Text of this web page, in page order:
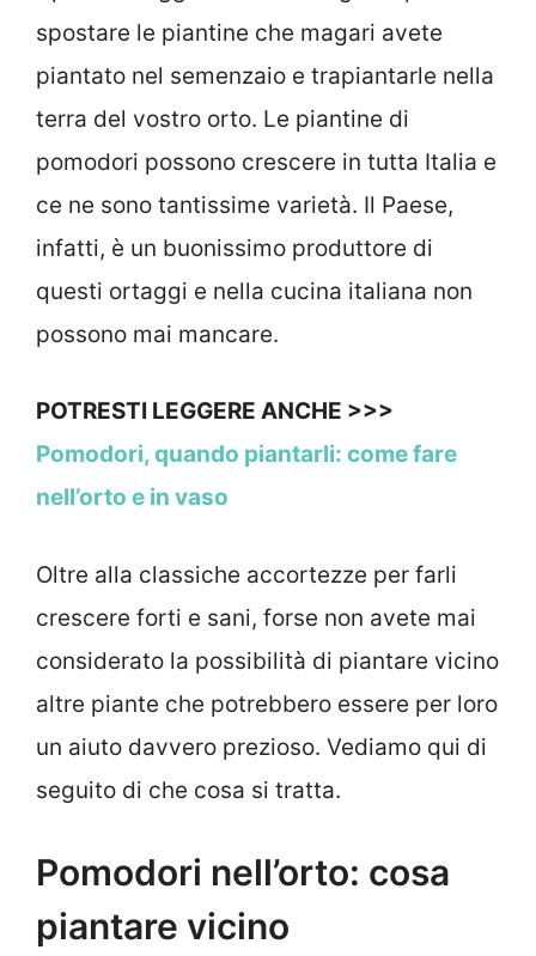
spostare le piantine che magari avete
piantato nel semenzaio e trapiantarle nella
terra del vostro orto. Le piantine di
pomodori possono crescere in tutta Italia e
ce ne sono tantissime varietà. Il Paese,
infatti, è un buonissimo produttore di
questi ortaggi e nella cucina italiana non
possono mai mancare.
POTRESTI LEGGERE ANCHE >>>
Pomodori, quando piantarli: come fare
nell’orto e in vaso
Oltre alla classiche accortezze per farli
crescere forti e sani, forse non avete mai
considerato la possibilità di piantare vicino
altre piante che potrebbero essere per loro
un aiuto davvero prezioso. Vediamo qui di
seguito di che cosa si tratta.
Pomodori nell’orto: cosa
piantare vicino